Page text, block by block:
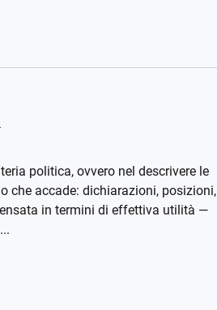
politica, ovvero nel descrivere le
che accade: dichiarazioni, posizioni,
in termini di effettiva utilità —